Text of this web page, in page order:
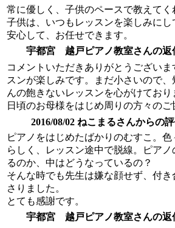
常に優しく、子供のペースで教えてく
子供は、いつもレッスンを楽しみにし
安心して、お任せできます。
宇都宮 越戸ピアノ教室さんの返
コメントいただきありがとうござい
スンが楽しみです。まだ小さいので、
んの飽きないレッスンを心がけており
日頃のお母様をはじめ周りの方々のご
2016/08/02 ねこまるさんからの
ピアノをはじめたばかりのむすこ。
らしく、レッスン途中で脱線。ピア
るのか、中はどうなっているの？
そんな時でも先生は嫌な顔せず、付
さりました。
とても感謝です。
宇都宮 越戸ピアノ教室さんの返